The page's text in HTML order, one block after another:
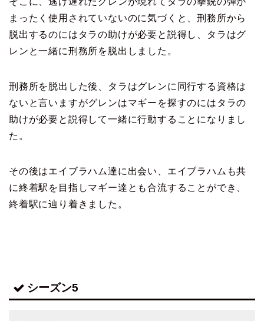
まったく使用されていないのに気づくと、刑務所から
脱出するのには タラの助けが必要と説得し、タラはグ
レンと一緒に刑務所を脱出しました。
刑務所を脱出した後、タラはグレンに同行する資格は
ないと言いますがグレンはマギーを探すのにはタラの
助けが必要と説得して一緒に行動することになりまし
た。
その後はエイブラハム達に出会い、エイブラハムも共
に終着駅を目指しマギー達とも合流することができ、
終着駅に辿り着きました。
シーズン5